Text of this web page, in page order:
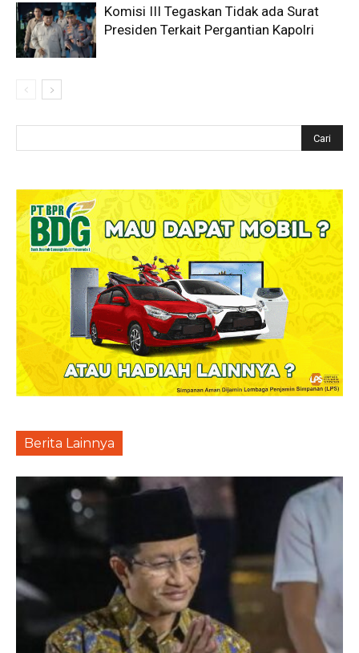
Komisi III Tegaskan Tidak ada Surat
Presiden Terkait Pergantian Kapolri
Berita Lainnya